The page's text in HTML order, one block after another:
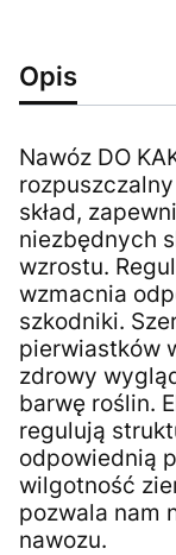
Opis
Nawóz DO
skład,
niezbędnych
wzrostu.
wzmacnia
szkodniki.
pierwiastków
zdrowy
barwę roślin.
regulują
odpowiednią
wilgotność
pozwala nam
nawozu.